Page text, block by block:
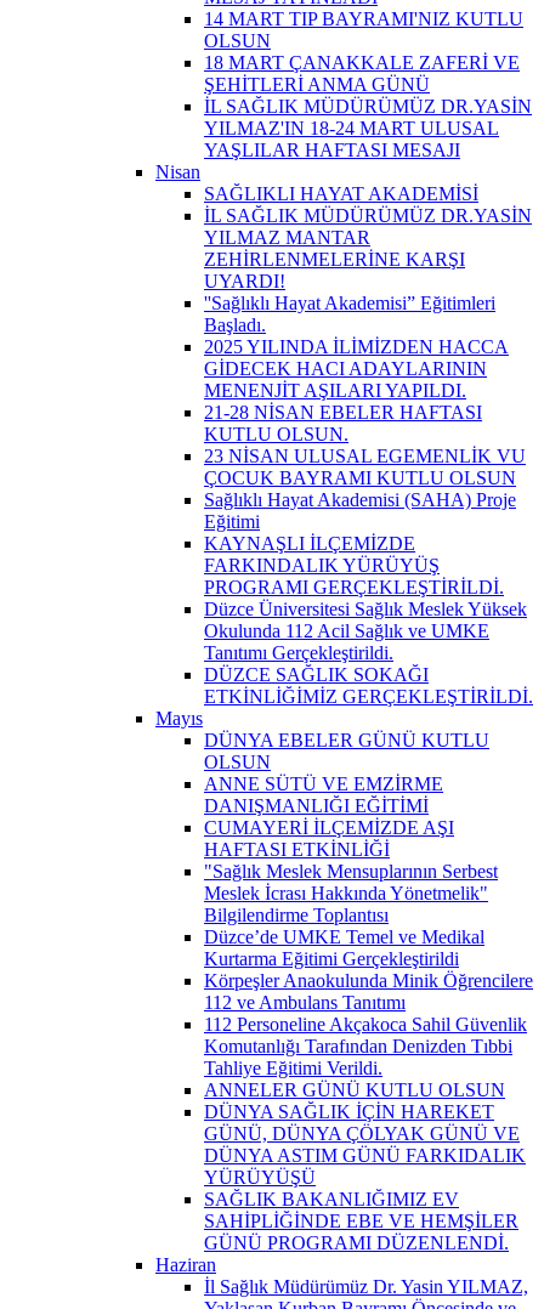
14 MART TIP BAYRAMI'NIZ KUTLU
OLSUN
18 MART ÇANAKKALE ZAFERİ VE
ŞEHİTLERİ ANMA GÜNÜ
İL SAĞLIK MÜDÜRÜMÜZ DR.YASİN
YILMAZ'IN 18-24 MART ULUSAL
YAŞLILAR HAFTASI MESAJI
Nisan
SAĞLIKLI HAYAT AKADEMİSİ
İL SAĞLIK MÜDÜRÜMÜZ DR.YASİN
YILMAZ MANTAR
ZEHİRLENMELERİNE KARŞI
UYARDI!
''Sağlıklı Hayat Akademisi” Eğitimleri
Başladı.
2025 YILINDA İLİMİZDEN HACCA
GİDECEK HACI ADAYLARININ
MENENJİT AŞILARI YAPILDI.
21-28 NİSAN EBELER HAFTASI
KUTLU OLSUN.
23 NİSAN ULUSAL EGEMENLİK VU
ÇOCUK BAYRAMI KUTLU OLSUN
Sağlıklı Hayat Akademisi (SAHA) Proje
Eğitimi
KAYNAŞLI İLÇEMİZDE
FARKINDALIK YÜRÜYÜŞ
PROGRAMI GERÇEKLEŞTİRİLDİ.
Düzce Üniversitesi Sağlık Meslek Yüksek
Okulunda 112 Acil Sağlık ve UMKE
Tanıtımı Gerçekleştirildi.
DÜZCE SAĞLIK SOKAĞI
ETKİNLİĞİMİZ GERÇEKLEŞTİRİLDİ.
Mayıs
DÜNYA EBELER GÜNÜ KUTLU
OLSUN
ANNE SÜTÜ VE EMZİRME
DANIŞMANLIĞI EĞİTİMİ
CUMAYERİ İLÇEMİZDE AŞI
HAFTASI ETKİNLİĞİ
"Sağlık Meslek Mensuplarının Serbest
Meslek İcrası Hakkında Yönetmelik"
Bilgilendirme Toplantısı
Düzce’de UMKE Temel ve Medikal
Kurtarma Eğitimi Gerçekleştirildi
Körpeşler Anaokulunda Minik Öğrencilere
112 ve Ambulans Tanıtımı
112 Personeline Akçakoca Sahil Güvenlik
Komutanlığı Tarafından Denizden Tıbbi
Tahliye Eğitimi Verildi.
ANNELER GÜNÜ KUTLU OLSUN
DÜNYA SAĞLIK İÇİN HAREKET
GÜNÜ, DÜNYA ÇÖLYAK GÜNÜ VE
DÜNYA ASTIM GÜNÜ FARKIDALIK
YÜRÜYÜŞÜ
SAĞLIK BAKANLIĞIMIZ EV
SAHİPLİĞİNDE EBE VE HEMŞİLER
GÜNÜ PROGRAMI DÜZENLENDİ.
Haziran
İl Sağlık Müdürümüz Dr. Yasin YILMAZ,